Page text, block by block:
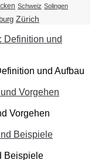
Schweiz Solingen
Zürich
und Aufbau
Vorgehen
Beispiele